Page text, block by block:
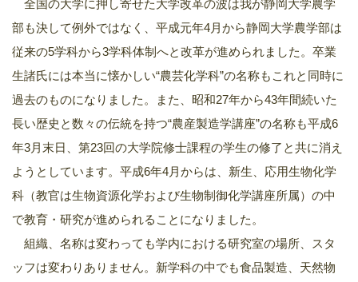
全国の大学に押し寄せた大学改革の波は我が静岡大学農学
部も決して例外ではなく、平成元年4月から静岡大学農学部は
従来の5学科から3学科体制へと改革が進められました。卒業
生諸氏には本当に懐かしい“農芸化学科”の名称もこれと同時に
過去のものになりました。また、昭和27年から43年間続いた
長い歴史と数々の伝統を持つ“農産製造学講座”の名称も平成6
年3月末日、第23回の大学院修士課程の学生の修了と共に消え
ようとしています。平成6年4月からは、新生、応用生物化学
科（教官は生物資源化学および生物制御化学講座所属）の中
で教育・研究が進められることになりました。
組織、名称は変わっても学内における研究室の場所、スタ
ッフは変わりありません。新学科の中でも食品製造、天然物